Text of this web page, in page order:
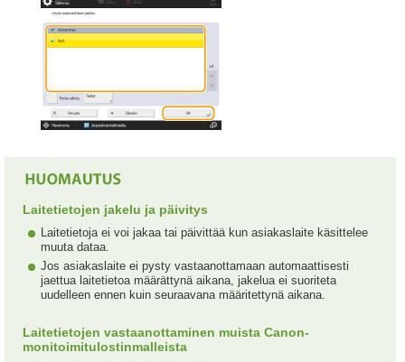
Laitetietojen jakelu ja päivitys
Laitetietoja ei voi jakaa tai päivittää kun asiakaslaite käsittelee
muuta dataa.
Jos asiakaslaite ei pysty vastaanottamaan automaattisesti
jaettua laitetietoa määrättynä aikana, jakelua ei suoriteta
uudelleen ennen kuin seuraavana määritettynä aikana.
Laitetietojen vastaanottaminen muista Canon-
monitoimitulostinmalleista